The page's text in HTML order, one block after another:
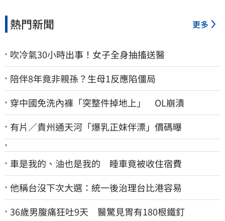
熱門新聞 更多
吹冷氣30小時出事！女子全身抽搐送醫
陪伴8年竟非親孫？生母1反應陷僵局
穿中國免洗內褲「突整件掉地上」 OL崩潰
有片／貴州通天河「爆乳正妹伴漂」價碼曝
車是我的、油也是我的 睡車竟被收住宿費
他稱台沒下次大選：統一後治理台比港容易
36歲男腹痛狂吐9天 醫驚見胃有180根鐵釘